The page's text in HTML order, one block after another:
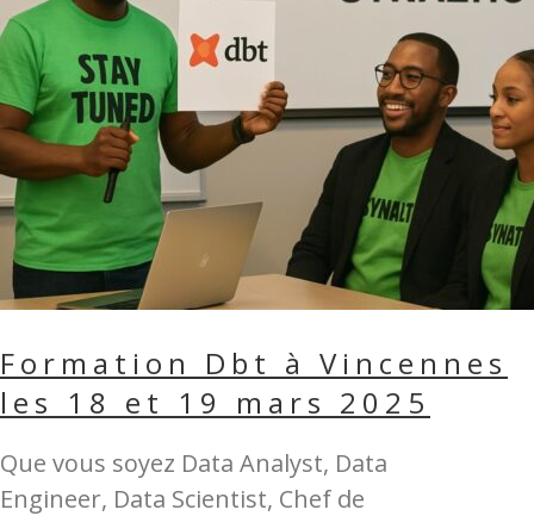
Formation Dbt à Vincennes
les 18 et 19 mars 2025
Que vous soyez Data Analyst, Data
Engineer, Data Scientist, Chef de